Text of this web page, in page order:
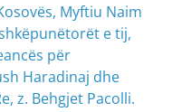
Myftiu Naim
e tij,
për
Haradinaj dhe
z. Behgjet Pacolli.